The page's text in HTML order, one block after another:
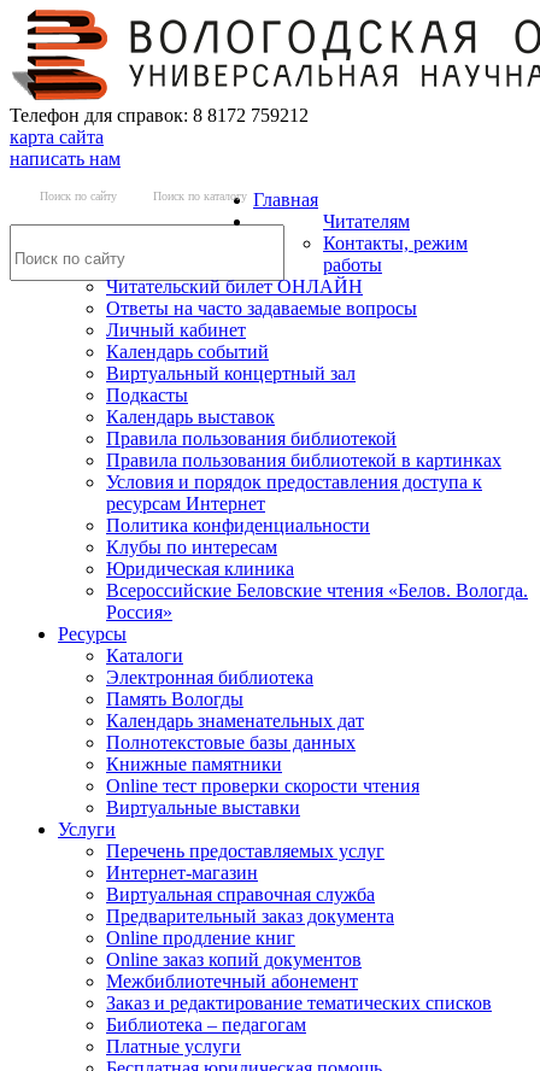
Телефон для справок: 8 8172 759212
карта сайта
написать нам
Поиск по сайту Поиск по каталогу Главная
Читателям
Контакты, режим
работы
Читательский билет ОНЛАЙН
Ответы на часто задаваемые вопросы
Личный кабинет
Календарь событий
Виртуальный концертный зал
Подкасты
Календарь выставок
Правила пользования библиотекой
Правила пользования библиотекой в картинках
Условия и порядок предоставления доступа к
ресурсам Интернет
Политика конфиденциальности
Клубы по интересам
Юридическая клиника
Всероссийские Беловские чтения «Белов. Вологда.
Россия»
Ресурсы
Каталоги
Электронная библиотека
Память Вологды
Календарь знаменательных дат
Полнотекстовые базы данных
Книжные памятники
Online тест проверки скорости чтения
Виртуальные выставки
Услуги
Перечень предоставляемых услуг
Интернет-магазин
Виртуальная справочная служба
Предварительный заказ документа
Online продление книг
Online заказ копий документов
Межбиблиотечный абонемент
Заказ и редактирование тематических списков
Библиотека – педагогам
Платные услуги